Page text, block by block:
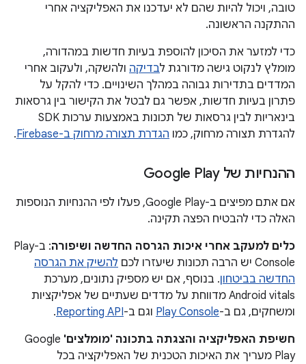
טובה, ויכול להיות שהם לא יעדכנו את האפליקציה אחרי
ההתקנה הראשונה.
כדי למזער את הסיכון להוספת בעיות חדשות במהדורה,
מומלץ לנקוט גישה מדורגת לבדיקה ולהשקה, ולעקוב אחרי
המדדים בתדירות גבוהה במהלך השינויים. כדי להקל על
פתרון בעיות חדשות, אפשר גם לבטל את הקישור בין גרסאות
בינאריות לבין גרסאות של תכונות באמצעות ערכות SDK
להגדרת תצורה מרחוק, כמו הגדרת תצורה מרחוק ב-Firebase .
ההנחיות של Google Play
אם אתם מפיצים ב-Google Play, פעלו לפי ההנחיות הנוספות
האלה כדי להבטיח הפצה תקינה.
כלים למעקב אחרי איכות הגרסה החדשה ושיפורה
: ב-Play
Console יש הרבה תכונות שיעזרו לכם
להשיק את הגרסה
החדשה בביטחון. בנוסף, אם יש מספיק נתונים, מערכת
Android vitals מדווחת על מדדים שעתיים של אפליקציות
ומשחקים, גם ב-Play Console וגם ב-Reporting API
.
חשיפת האפליקציה והצגתה בתכונה 'מומלצים' Google
Play מעריך את האיכות הטכנית של האפליקציה בכל